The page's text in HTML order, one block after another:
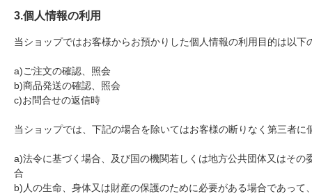
3.個人情報の利用
当ショップではお客様からお預かりした個人情報の利用目的は以下
a)ご注文の確認、照会
b)商品発送の確認、照会
c)お問合せの返信時
当ショップでは、下記の場合を除いてはお客様の断りなく第三者
a)法令に基づく場合、及び国の機関若しくは地方公共団体又はそ
合
b)人の生命、身体又は財産の保護のために必要がある場合であって